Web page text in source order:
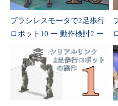
ブラシレスモータで2足歩行
ロボット10 ー 動作検討2 ー